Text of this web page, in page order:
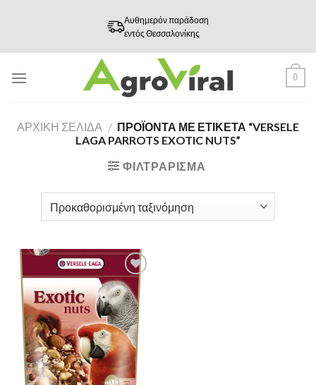
Αυθημερόν παράδοση
εντός Θεσσαλονίκης
0
ΑΡΧΙΚΉ ΣΕΛΊΔΑ / ΠΡΟΪΌΝΤΑ ΜΕ ΕΤΙΚΈΤΑ “VERSELE
LAGA PARROTS EXOTIC NUTS”
ΦΙΛΤΡΆΡΙΣΜΑ